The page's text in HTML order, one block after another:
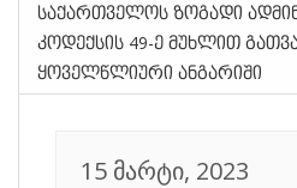
საქართველოს ზოგადი
კოდექსის 49­-ე მუხლით
ყოველწლიური ანგარიში
15 მარტი, 2023